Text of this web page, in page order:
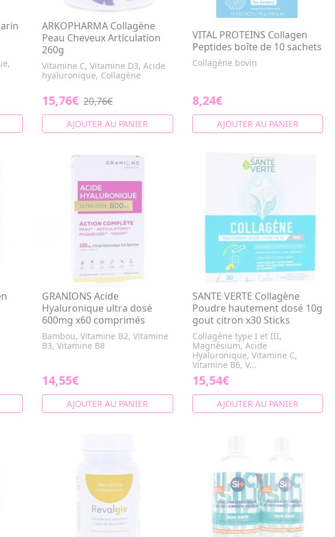
ARKOPHARMA Collagène
Peau Cheveux Articulation
260g
Vitamine C, Vitamine D3, Acide
hyaluronique, Collagène
15,76€ 20,76€
AJOUTER AU PANIER
VITAL PROTEINS Collagen
Peptides boîte de 10 sachets
Collagène bovin
8,24€
AJOUTER AU PANIER
GRANIONS Acide
Hyaluronique ultra dosé
600mg x60 comprimés
Bambou, Vitamine B2, Vitamine
B3, Vitamine B8
14,55€
AJOUTER AU PANIER
SANTE VERTE Collagène
Poudre hautement dosé 10g
gout citron x30 Sticks
Collagène type I et III,
Magnésium, Acide
Hyaluronique, Vitamine C,
Vitamine B6, V...
15,54€
AJOUTER AU PANIER